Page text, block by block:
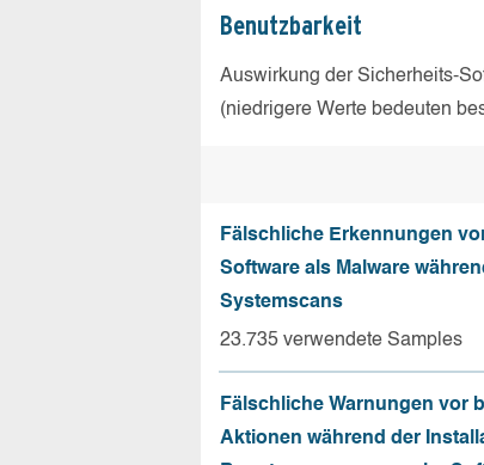
Benutz­barkeit
Auswirkung der Sicherheits-
(niedrigere Werte bedeuten
Fälschliche Erkennungen
Software als Malware
Systemscans
23.735 verwendete Samples
Fälschliche Warnungen vor
Aktionen während der